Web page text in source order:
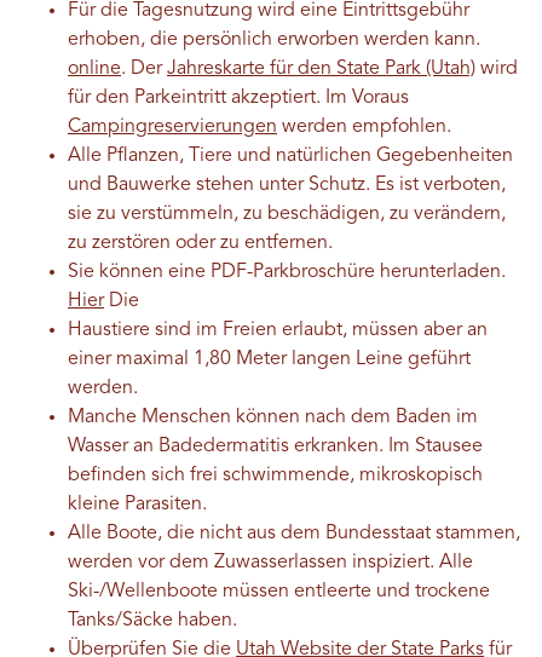
Für die Tagesnutzung wird eine Eintrittsgebühr
erhoben, die persönlich erworben werden kann.
online. DerJahreskarte für den State Park (Utah) wird
für den Parkeintritt akzeptiert. Im Voraus
Campingreservierungen werden empfohlen.
Alle Pflanzen, Tiere und natürlichen Gegebenheiten
und Bauwerke stehen unter Schutz. Es ist verboten,
sie zu verstümmeln, zu beschädigen, zu verändern,
zu zerstören oder zu entfernen.
Sie können eine PDF-Parkbroschüre herunterladen.
HierDie
Haustiere sind im Freien erlaubt, müssen aber an
einer maximal 1,80 Meter langen Leine geführt
werden.
Manche Menschen können nach dem Baden im
Wasser an Badedermatitis erkranken. Im Stausee
befinden sich frei schwimmende, mikroskopisch
kleine Parasiten.
Alle Boote, die nicht aus dem Bundesstaat stammen,
werden vor dem Zuwasserlassen inspiziert. Alle
Ski-/Wellenboote müssen entleerte und trockene
Tanks/Säcke haben.
Überprüfen Sie die Utah Website der State Parks für